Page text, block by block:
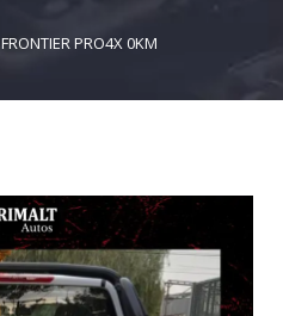
FRONTIER PRO4X 0KM